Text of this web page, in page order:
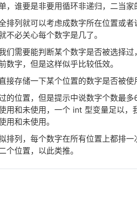
谁要是非要用循环非递归，二当家
排列就可以考虑成数字所在位置或者
必关心每个数字是几了。
们需要能判断某个数字是否被选择
数字，但是这样似乎比较低效。
存储一下某个位置的数字是否被使
的位置，但是提示中说数字个数最
用和未使用，一个 int 型变量足以，
用和未使用。
排列，每个数字在所有位置上都排一
个位置，以此类推。